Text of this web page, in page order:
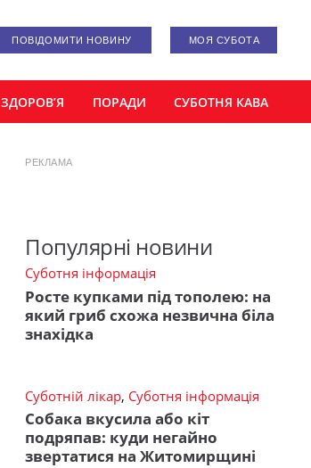
ПОВІДОМИТИ НОВИНУ МОЯ СУБОТА
ЗДОРОВ’Я ПОРАДИ СУБОТНЯ КАВА
РЕКЛАМА
Популярні новини
Суботня інформація
Росте купками під тополею: на
який гриб схожа незвична біла
знахідка
Суботній лікар, Суботня інформація
Собака вкусила або кіт
подряпав: куди негайно
звертатися на Житомирщині